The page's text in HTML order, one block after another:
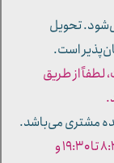
تحویل
است.
لطفاً از طریق
مشتری می‌باشد.
- ساعات کاری فروشگاه: شنبه تا چهارشنبه از ساعت ۸:۳۰ تا ۱۹:۳۰ و